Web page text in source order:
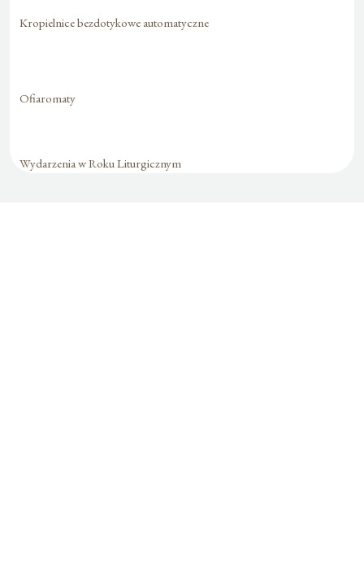
Kropielnice bezdotykowe automatyczne
Ofiaromaty
Wydarzenia w Roku Liturgicznym